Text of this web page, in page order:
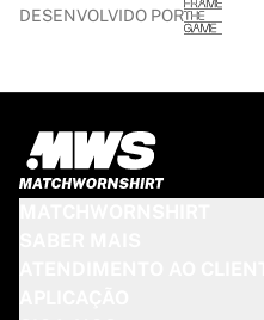
DESENVOLVIDO POR